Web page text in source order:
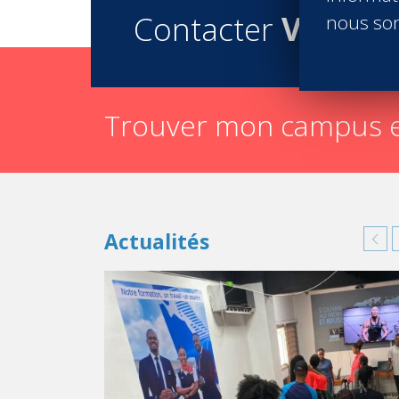
Contacter Vatel
Trouver mon campus
Actualités
nous